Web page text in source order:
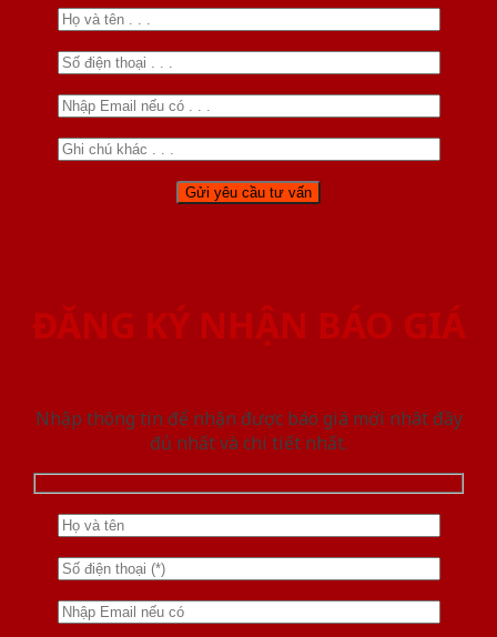
ĐĂNG KÝ NHẬN BÁO GIÁ
Nhập thông tin để nhận được báo giá mới nhât đầy
đủ nhất và chi tiết nhất.